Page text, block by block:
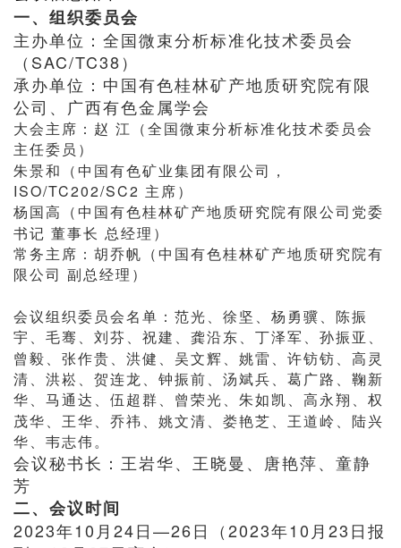
一、组织委员会
主办单位：全国微束分析标准化技术委员会
（SAC/TC38）
承办单位：中国有色桂林矿产地质研究院有限
公司、广西有色金属学会
大会主席：赵 江（全国微束分析标准化技术委员会
主任委员）
朱景和（中国有色矿业集团有限公司，
ISO/TC202/SC2 主席）
杨国高（中国有色桂林矿产地质研究院有限公司党委
书记 董事长 总经理）
常务主席：胡乔帆（中国有色桂林矿产地质研究院有
限公司 副总经理）
会议组织委员会名单：范光、徐坚、杨勇骥、陈振
宇、毛骞、刘芬、祝建、龚沿东、丁泽军、孙振亚、
曾毅、张作贵、洪健、吴文辉、姚雷、许钫钫、高灵
清、洪崧、贺连龙、钟振前、汤斌兵、葛广路、鞠新
华、马通达、伍超群、曾荣光、朱如凯、高永翔、权
茂华、王华、乔祎、姚文清、娄艳芝、王道岭、陆兴
华、韦志伟。
会议秘书长：王岩华、王晓曼、唐艳萍、童静
芳
二、会议时间
2023年10月24日—26日（2023年10月23日报